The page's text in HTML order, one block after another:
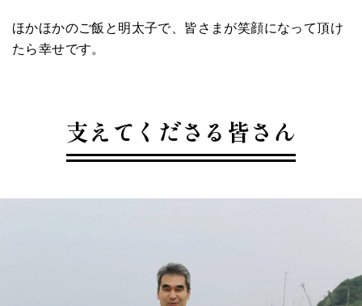
ほかほかのご飯と明太子で、皆さまが笑顔になって頂け
たら幸せです。
支えてくださる皆さん